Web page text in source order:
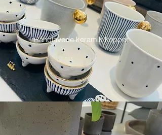
Håndlavede keramik kopper